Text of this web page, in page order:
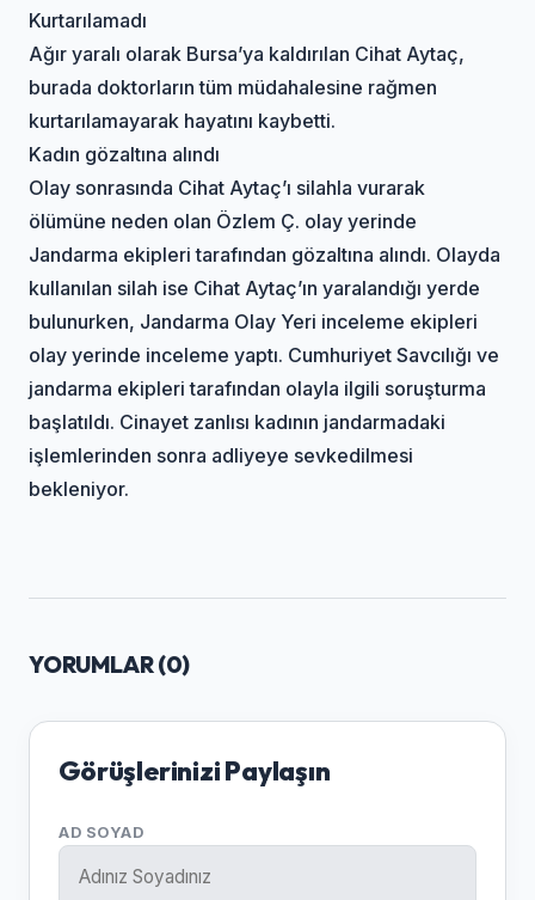
Kurtarılamadı
Ağır yaralı olarak Bursa’ya kaldırılan Cihat Aytaç,
burada doktorların tüm müdahalesine rağmen
kurtarılamayarak hayatını kaybetti.
Kadın gözaltına alındı
Olay sonrasında Cihat Aytaç’ı silahla vurarak
ölümüne neden olan Özlem Ç. olay yerinde
Jandarma ekipleri tarafından gözaltına alındı. Olayda
kullanılan silah ise Cihat Aytaç’ın yaralandığı yerde
bulunurken, Jandarma Olay Yeri inceleme ekipleri
olay yerinde inceleme yaptı. Cumhuriyet Savcılığı ve
jandarma ekipleri tarafından olayla ilgili soruşturma
başlatıldı. Cinayet zanlısı kadının jandarmadaki
işlemlerinden sonra adliyeye sevkedilmesi
bekleniyor.
YORUMLAR (0)
Görüşlerinizi Paylaşın
AD SOYAD